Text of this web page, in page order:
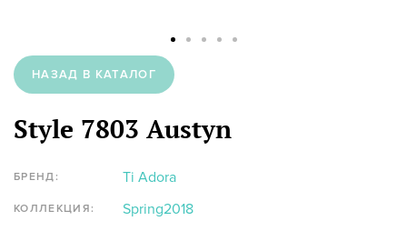
НАЗАД В КАТАЛОГ
Style 7803 Austyn
БРЕНД: Ti Adora
КОЛЛЕКЦИЯ: Spring2018